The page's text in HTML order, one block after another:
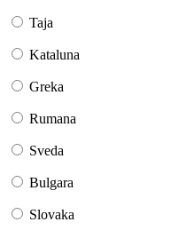
Taja
Kataluna
Greka
Rumana
Sveda
Bulgara
Slovaka